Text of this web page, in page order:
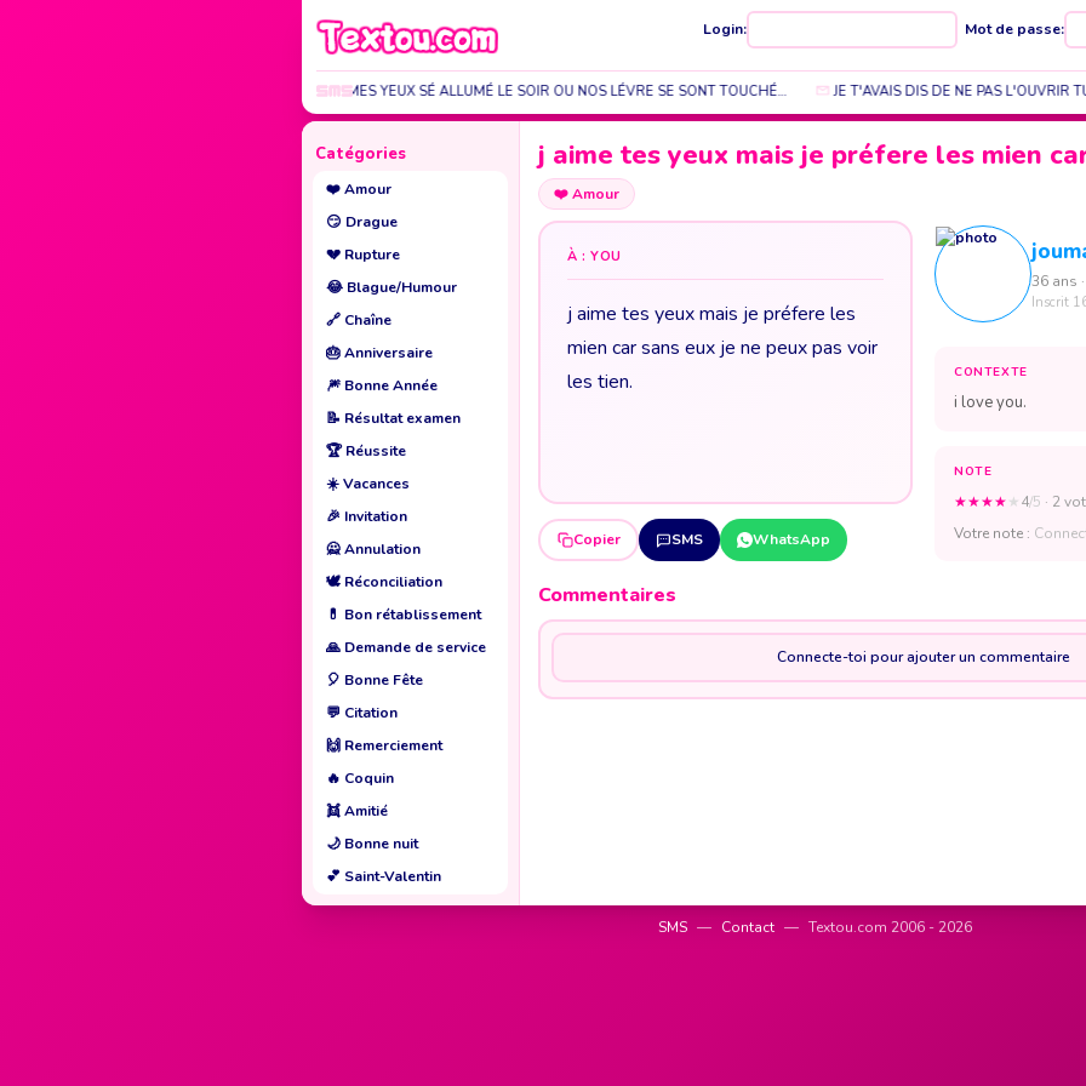
Login: Mot de passe:
LA FLAMME DE MES YEUX SÉ ALLUMÉ LE SOIR OU NOS LÉVRE SE SONT TOUCHÉ… JE T'AVAIS DIS DE NE PAS L'OUVRIR TU
Catégories
❤️Amour
😏 Drague
💔 Rupture
😂 Blague/Humour
🔗 Chaîne
🎂Anniversaire
🎆 Bonne Année
📝 Résultat examen
🏆Réussite
☀️Vacances
🎉 Invitation
🙅Annulation
🕊️ Réconciliation
💊 Bon rétablissement
🙏 Demande de service
🎈 Bonne Fête
💬 Citation
🙌 Remerciement
🔥 Coquin
👯Amitié
🌙 Bonne nuit
💕 Saint-Valentin
j aime tes yeux mais je préfere les mien
❤️Amour
À : YOU
j aime tes yeux mais je préfere les
mien car sans eux je ne peux pas voir
les tien.
Copier SMS WhatsApp
36 ans
Inscrit
CONTEXTE
i love you.
NOTE
★★★★★4/5 · 2
Votre note :
Commentaires
Connecte-toi pour ajouter un commentaire
SMS — Contact — Textou.com 2006 - 2026